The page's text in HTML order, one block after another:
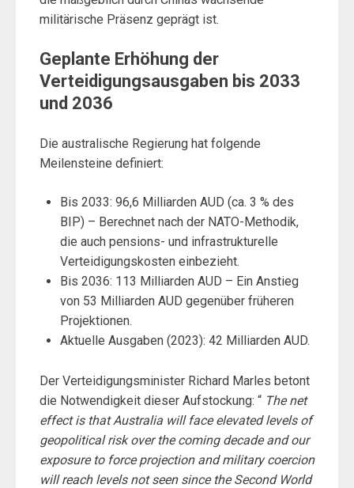
militärische Präsenz geprägt ist.
Geplante Erhöhung der
Verteidigungsausgaben bis 2033
und 2036
Die australische Regierung hat folgende
Meilensteine definiert:
Bis 2033: 96,6 Milliarden AUD (ca. 3 % des
BIP) – Berechnet nach der NATO-Methodik,
die auch pensions- und infrastrukturelle
Verteidigungskosten einbezieht.
Bis 2036: 113 Milliarden AUD – Ein Anstieg
von 53 Milliarden AUD gegenüber früheren
Projektionen.
Aktuelle Ausgaben (2023): 42 Milliarden AUD.
Der Verteidigungsminister Richard Marles betont
die Notwendigkeit dieser Aufstockung: “ The net
effect is that Australia will face elevated levels of
geopolitical risk over the coming decade and our
exposure to force projection and military coercion
will reach levels not seen since the Second World